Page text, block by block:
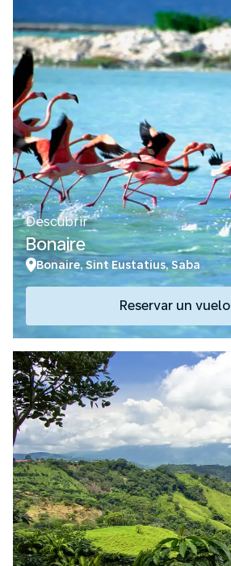
Descubrir
Bonaire
Bonaire, Sint Eustatius, Saba
Reservar un vuelo